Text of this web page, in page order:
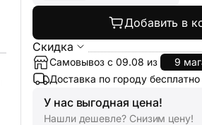
Добавить в
Скидка
Самовывоз с 09.08 из
9
Доставка по городу бесплатно
У нас выгодная цена!
Нашли дешевле? Снизим цену!